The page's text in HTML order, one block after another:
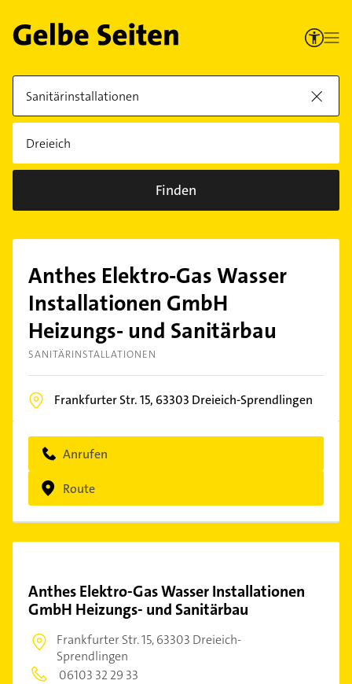
Finden
Anthes Elektro-Gas Wasser
Installationen GmbH
Heizungs- und Sanitärbau
SANITÄRINSTALLATIONEN
Frankfurter Str. 15, 63303 Dreieich-Sprendlingen
Anrufen
Route
Anthes Elektro-Gas Wasser Installationen
GmbH Heizungs- und Sanitärbau
Frankfurter Str. 15,63303 Dreieich-
Sprendlingen
06103 32 29 33